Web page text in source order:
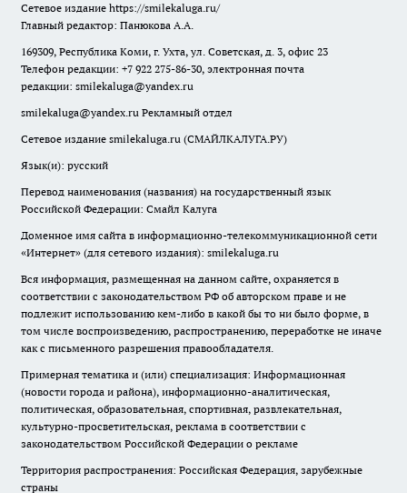
Сетевое издание https://smilekaluga.ru/
Главный редактор: Панюкова А.А.
169309, Республика Коми, г. Ухта, ул. Советская, д. 3, офис 23
Телефон редакции: +7 922 275-86-30, электронная почта
редакции: smilekaluga@yandex.ru
smilekaluga@yandex.ru Рекламный отдел
Сетевое издание smilekaluga.ru (СМАЙЛКАЛУГА.РУ)
Язык(и): русский
Перевод наименования (названия) на государственный язык
Российской Федерации: Смайл Калуга
Доменное имя сайта в информационно-телекоммуникационной сети
«Интернет» (для сетевого издания): smilekaluga.ru
Вся информация, размещенная на данном сайте, охраняется в
соответствии с законодательством РФ об авторском праве и не
подлежит использованию кем-либо в какой бы то ни было форме, в
том числе воспроизведению, распространению, переработке не иначе
как с письменного разрешения правообладателя.
Примерная тематика и (или) специализация: Информационная
(новости города и района), информационно-аналитическая,
политическая, образовательная, спортивная, развлекательная,
культурно-просветительская, реклама в соответствии с
законодательством Российской Федерации о рекламе
Территория распространения: Российская Федерация, зарубежные
страны